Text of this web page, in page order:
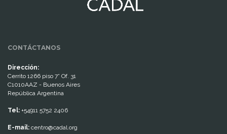
CONTÁCTANOS
Dirección:
Cerrito 1266 piso 7° Of. 31
C1010AAZ - Buenos Aires
República Argentina
Tel: +54911 5752 2406
E-mail: centro@cadal.org